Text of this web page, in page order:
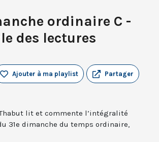
ordinaire C -
des lectures
Partager
Ajouter à ma playlist
lit et commente l’intégralité
31e dimanche du temps ordinaire,